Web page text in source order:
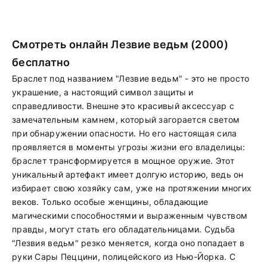
Смотреть онлайн Лезвие ведьм (2000)
бесплатно
Браслет под названием "Лезвие ведьм" - это не просто
украшение, а настоящий символ защиты и
справедливости. Внешне это красивый аксессуар с
замечательным камнем, который загорается светом
при обнаружении опасности. Но его настоящая сила
проявляется в моменты угрозы жизни его владелицы:
браслет трансформируется в мощное оружие. Этот
уникальный артефакт имеет долгую историю, ведь он
избирает свою хозяйку сам, уже на протяжении многих
веков. Только особые женщины, обладающие
магическими способностями и выраженным чувством
правды, могут стать его обладательницами. Судьба
"Лезвия ведьм" резко меняется, когда оно попадает в
руки Сары Пеццини, полицейского из Нью-Йорка. С